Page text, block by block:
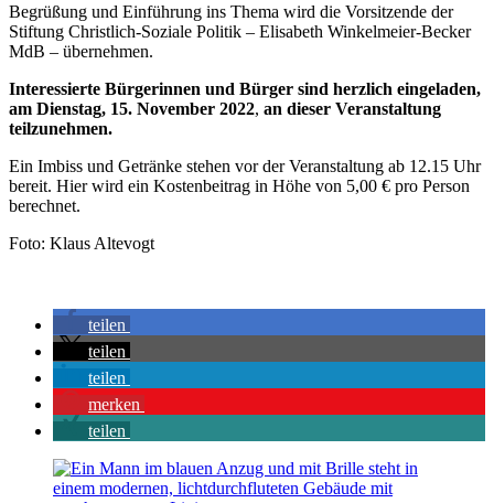
Begrüßung und Einführung ins Thema wird die Vorsitzende der
Stiftung Christlich-Soziale Politik – Elisabeth Winkelmeier-Becker
MdB – übernehmen.
Interessierte Bürgerinnen und Bürger sind herzlich eingeladen,
am Dienstag, 15. November 2022, an dieser Veranstaltung
teilzunehmen.
Ein Imbiss und Getränke stehen vor der Veranstaltung ab 12.15 Uhr
bereit. Hier wird ein Kostenbeitrag in Höhe von 5,00 € pro Person
berechnet.
Foto: Klaus Altevogt
teilen
teilen
teilen
merken
teilen